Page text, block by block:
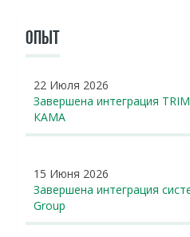
ОПЫТ
22 Июля 2026
Завершена интеграция
КАМА
15 Июня 2026
Завершена интеграция
Group